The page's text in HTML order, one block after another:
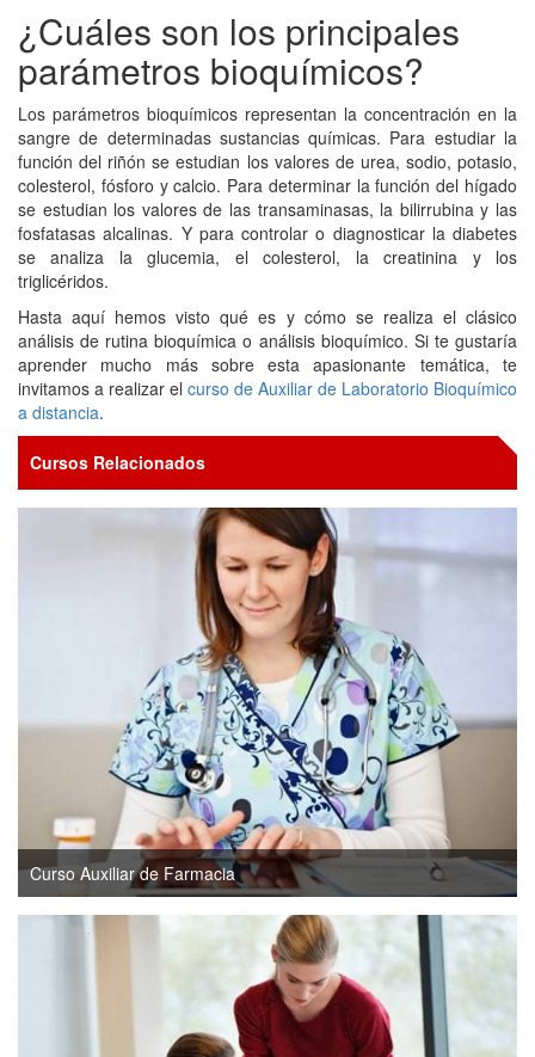
¿Cuáles son los principales
parámetros bioquímicos?
Los parámetros bioquímicos representan la concentración en la
sangre de determinadas sustancias químicas. Para estudiar la
función del riñón se estudian los valores de urea, sodio, potasio,
colesterol, fósforo y calcio. Para determinar la función del hígado
se estudian los valores de las transaminasas, la bilirrubina y las
fosfatasas alcalinas. Y para controlar o diagnosticar la diabetes
se analiza la glucemia, el colesterol, la creatinina y los
triglicéridos.
Hasta aquí hemos visto qué es y cómo se realiza el clásico
análisis de rutina bioquímica o análisis bioquímico. Si te gustaría
aprender mucho más sobre esta apasionante temática, te
invitamos a realizar el curso de Auxiliar de Laboratorio Bioquímico
a distancia.
Cursos Relacionados
Curso Auxiliar de Farmacia